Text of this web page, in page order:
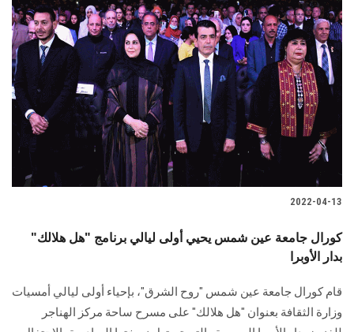
2022-04-13
كورال جامعة عين شمس يحيي أولى ليالي برنامج "هل هلالك"
بدار الأوبرا
قام كورال جامعة عين شمس "روح الشرق"، بإحياء أولى ليالي أمسيات
وزارة الثقافة بعنوان "هل هلالك" على مسرح ساحة مركز الهناجر